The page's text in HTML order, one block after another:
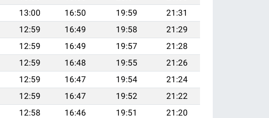
13:00 16:50 19:59
21:31
12:59 16:49 19:58
21:29
12:59 16:49 19:57
21:28
12:59 16:48 19:55
21:26
12:59 16:47 19:54
21:24
12:59 16:47 19:52
21:22
12:58 16:46 19:51
21:20